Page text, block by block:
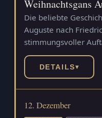
Weihnachtsgans
Die beliebte
Auguste nach
stimmungsvoller
DETAILS▾
12. Dezember